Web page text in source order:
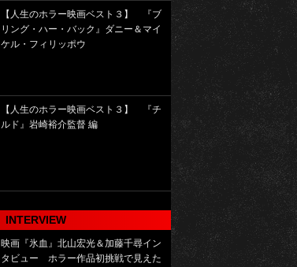
【人生のホラー映画ベスト３】 『ブ
リング・ハー・バック』ダニー＆マイ
ケル・フィリッポウ
【人生のホラー映画ベスト３】 『チ
ルド』岩崎裕介監督 編
INTERVIEW
映画『氷血』北山宏光＆加藤千尋イン
タビュー ホラー作品初挑戦で見えた